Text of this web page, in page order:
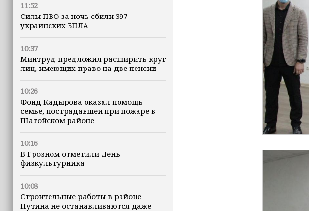
11:52
Силы ПВО за ночь сбили 397
украинских БПЛА
10:37
Минтруд предложил расширить круг
лиц, имеющих право на две пенсии
10:26
Фонд Кадырова оказал помощь
семье, пострадавшей при пожаре в
Шатойском районе
10:16
В Грозном отметили День
физкультурника
10:08
Строительные работы в районе
Путина не останавливаются даже